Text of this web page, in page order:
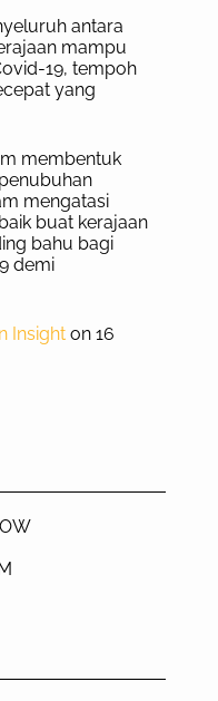
antara
mampu
19, tempoh
yang
membentuk
mengatasi
buat kerajaan
bahu bagi
demi
Insighton 16